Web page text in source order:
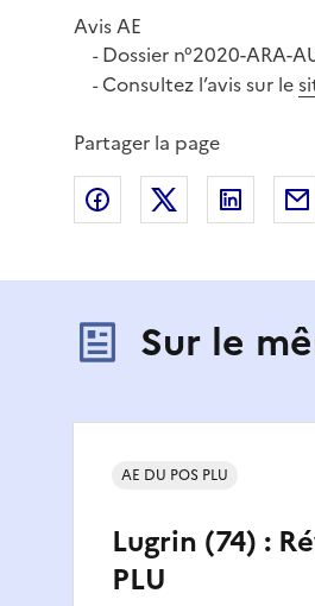
Avis AE
-Dossier n°2020-ARA-
-Consultez l’avis sur le
Partager la page
Partager sur Facebook
Partager sur X
Sur le
Lugrin (74) :
PLU
AE DU POS PLU